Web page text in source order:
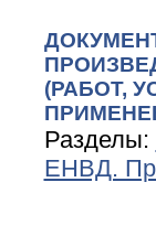
(РАБОТ,
Разделы:
ЕНВД.